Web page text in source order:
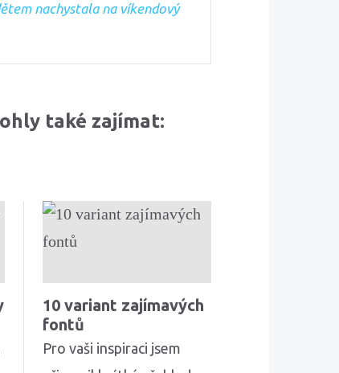
nachystala na víkendový
také zajímat:
10 variant zajímavých
fontů
Pro vaši inspiraci jsem